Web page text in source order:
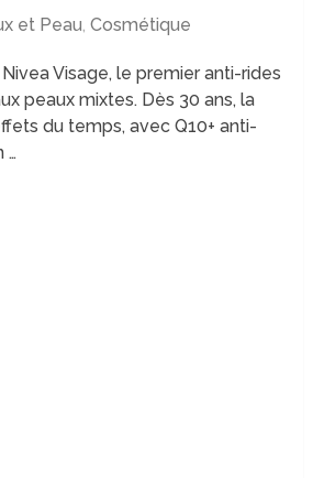
et Peau,Cosmétique
Visage, le premier anti-rides
peaux mixtes. Dès 30 ans, la
du temps, avec Q10+ anti-
…